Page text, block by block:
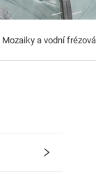
Mozaiky a vodní